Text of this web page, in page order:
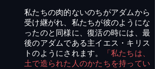
私たちの肉的ないのちがアダムから
受け継がれ、私たちが彼のようにな
ったのと同様に、復活の時には、最
後のアダムである主イエス・キリス
トのようにされます。
「私たちは、
土で造られた人のかたちを持ってい